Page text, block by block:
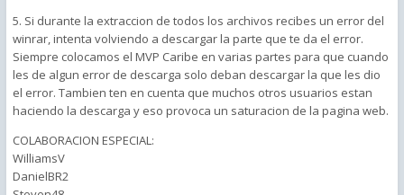
5. Si durante la extraccion de todos los archivos recibes un error del
winrar, intenta volviendo a descargar la parte que te da el error.
Siempre colocamos el MVP Caribe en varias partes para que cuando
les de algun error de descarga solo deban descargar la que les dio
el error. Tambien ten en cuenta que muchos otros usuarios estan
haciendo la descarga y eso provoca un saturacion de la pagina web.
COLABORACION ESPECIAL:
WilliamsV
DanielBR2